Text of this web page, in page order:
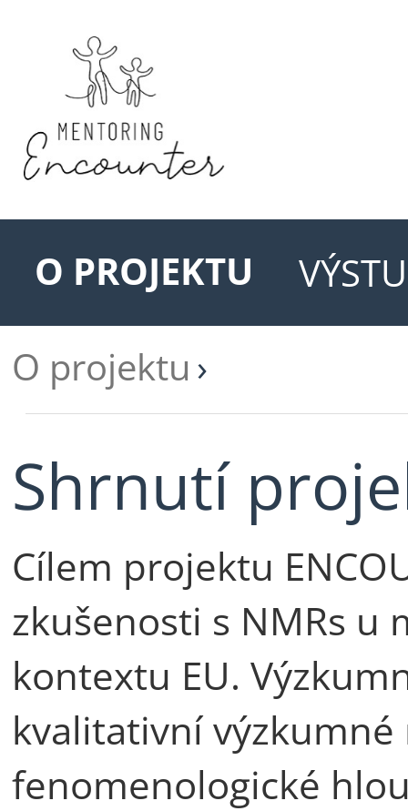
O PROJEKTU
O projektu
Shrnutí
Cílem projektu
zkušenosti s NMRs u
kontextu EU.
kvalitativní
fenomenologické